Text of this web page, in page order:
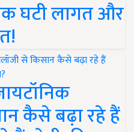
घटी लागत और
कैसे बढ़ा रहे हैं